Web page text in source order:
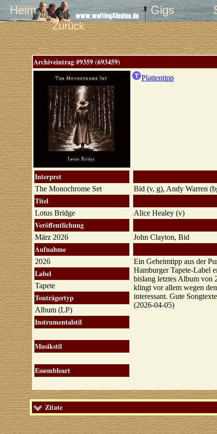
Heim Gigs
Zurück
Archiveintrag #9359 (693459)
Plattentipp
Interpret
The Monochrome Set
Titel
Lotus Bridge
Veröffentlichung
März 2026
Aufnahme
2026
Label
Tapete
Tonträgertyp
Album (LP)
Instrumentalstil
Musikstil
Essembleart
Bid (v, g), Andy Warren
Alice Healey (v)
John Clayton, Bid
Ein Geheimtipp aus der
Hamburger Tapete-Label
bislang letztes Album von
klingt vor allem wegen
interessant. Gute
(2026-04-05)
Zitate